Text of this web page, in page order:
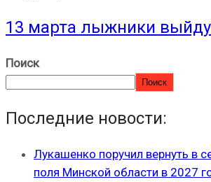
13 марта лыжники
Поиск
Поиск
Последние новости:
Лукашенко поручил вернуть в
поля Минской области в 2027